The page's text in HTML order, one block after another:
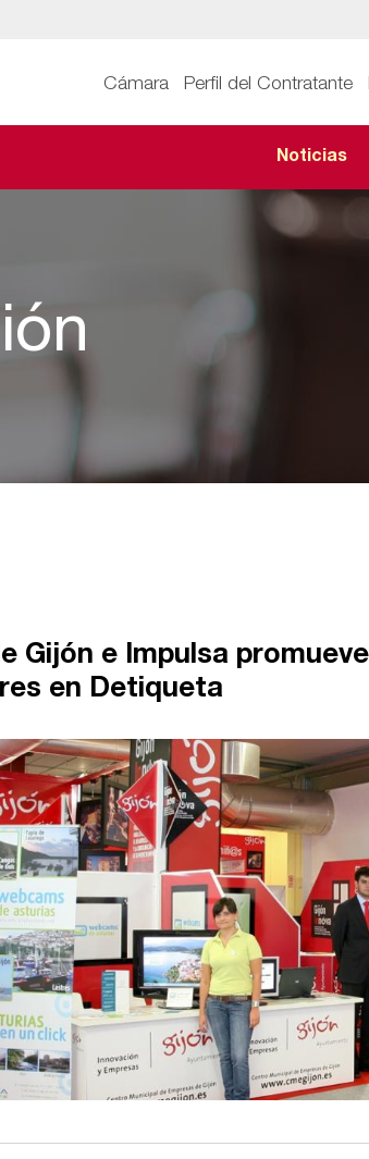
Cámara Perfil del Contratante
Noticias
Gijón e Impulsa
en Detiqueta